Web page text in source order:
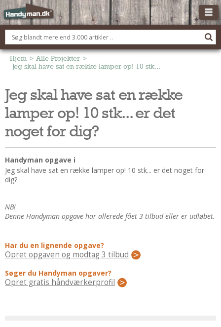
OM HANDYMAN.DK
FÅ 3 TILBUD
ANNONCERING
BOLIG KØBERÅDGIVNING
Montage Og Nybyg
Reparation Og Vedligehold
Om Materialer
ELEKTRIKER
Om Materialer
VVS
Hjem > Alle Projekter >
Jeg skal have sat en række lamper op! 10 stk... er det noget for
Jeg skal have sat en række
lamper op! 10 stk... er det
noget for dig?
Handyman opgave i
Jeg skal have sat en række lamper op! 10 stk... er det noget for
dig?
NB!
Denne Handyman opgave har allerede fået 3 tilbud eller er udløbet.
Har du en lignende opgave?
Opret opgaven og modtag 3 tilbud
Søger du Handyman opgaver?
Opret gratis håndværkerprofil